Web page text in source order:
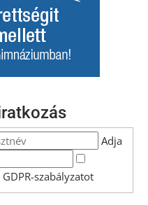
Adja
GDPR-szabályzatot